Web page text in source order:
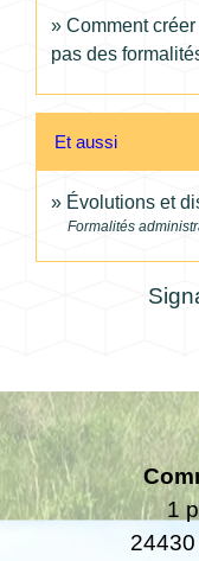
Comment
pas des
Et aussi
Évolutions et
Formalités
1